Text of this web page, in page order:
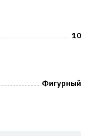
10
Фигурный